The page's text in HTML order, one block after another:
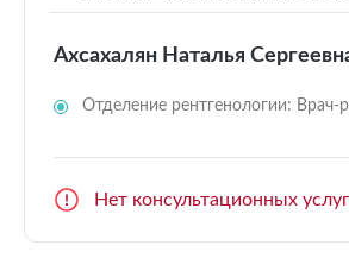
Ахсахалян Наталья
Отделение рентгенологии: Врач-
Нет консультационных услуг